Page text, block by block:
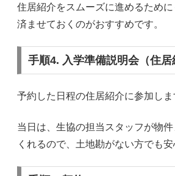
住居紹介をスムーズに進めるため
済ませておくのがおすすめです。
手順4. 入学準備説明会（住
予約した日程の住居紹介に参加しま
当日は、生協の担当スタッフが物
くれるので、土地勘がない方でも安